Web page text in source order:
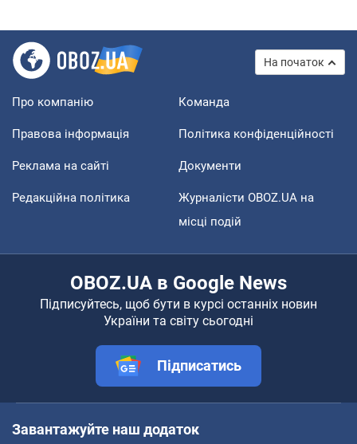
На початок
Про компанію Команда
Правова інформація Політика конфіденційності
Реклама на сайті Документи
Редакційна політика
Журналісти OBOZ.UA на
місці подій
OBOZ.UA в Google News
Підписуйтесь, щоб бути в курсі останніх новин
України та світу сьогодні
Підписатись
Завантажуйте наш додаток